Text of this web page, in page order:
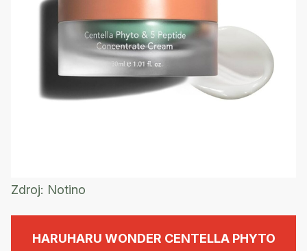
Zdroj: Notino
HARUHARU WONDER CENTELLA PHYTO